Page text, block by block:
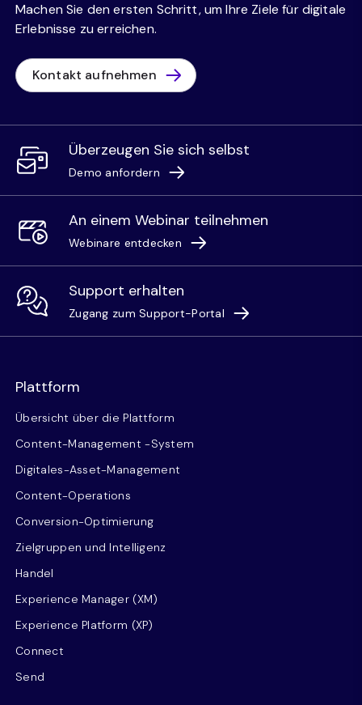
Machen Sie den ersten Schritt, um Ihre Ziele für digitale
Erlebnisse zu erreichen.
Kontakt aufnehmen
Überzeugen Sie sich selbst
Demo anfordern
An einem Webinar teilnehmen
Webinare entdecken
Support erhalten
Zugang zum Support-Portal
Plattform
Übersicht über die Plattform
Content-Management -System
Digitales-Asset-Management
Content-Operations
Conversion-Optimierung
Zielgruppen und Intelligenz
Handel
Experience Manager (XM)
Experience Platform (XP)
Connect
Send